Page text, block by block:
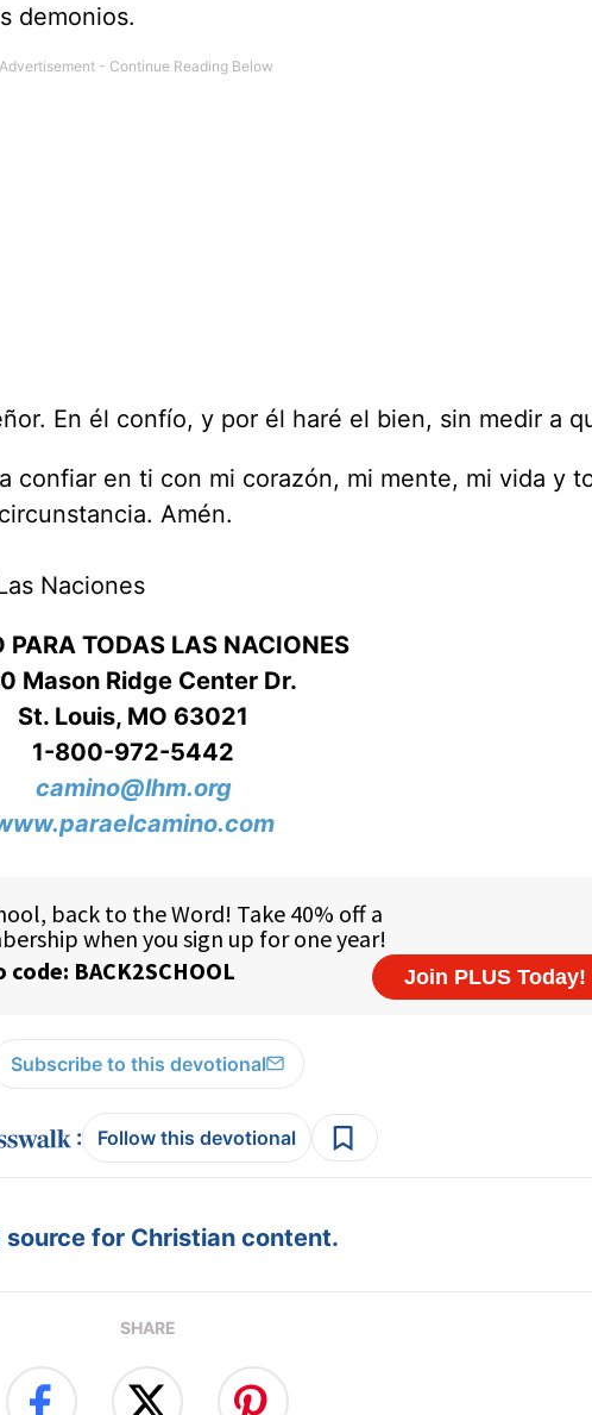
demonios.
En él confío, y por él haré el bien, sin medir a
confiar en ti con mi corazón, mi mente, mi vida y
Amén.
Naciones
PARA TODAS LAS NACIONES
Mason Ridge Center Dr.
St. Louis, MO 63021
1-800-972-5442
camino@lhm.org
Subscribe to this devotional
: Follow this devotional
for Christian content.
SHARE